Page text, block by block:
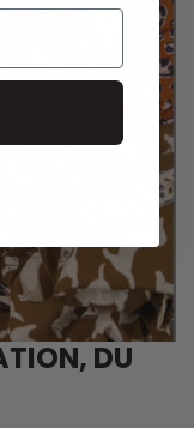
ou avec des
familial.
DU